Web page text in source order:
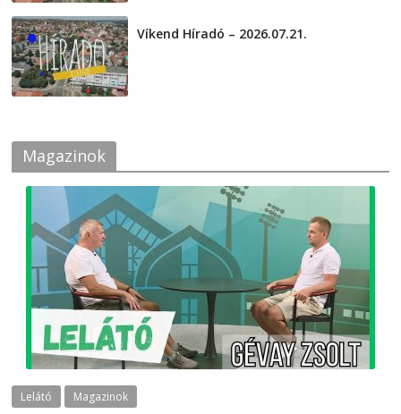
Víkend Híradó – 2026.07.21.
Magazinok
Lelátó Magazinok